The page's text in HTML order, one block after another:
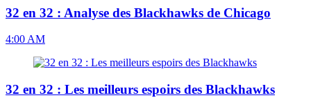
32 en 32 : Analyse des Blackhawks de Chicago
4:00 AM
32 en 32 : Les meilleurs espoirs des Blackhawks